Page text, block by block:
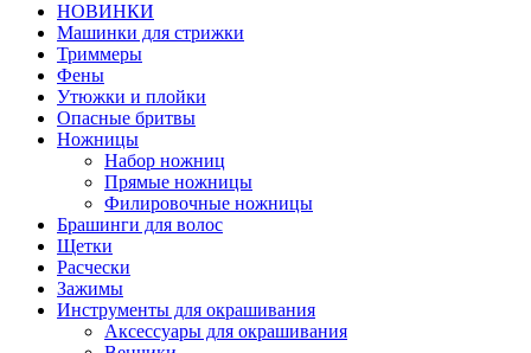
НОВИНКИ
Машинки для стрижки
Триммеры
Фены
Утюжки и плойки
Опасные бритвы
Ножницы
Набор ножниц
Прямые ножницы
Филировочные ножницы
Брашинги для волос
Щетки
Расчески
Зажимы
Инструменты для окрашивания
Аксессуары для окрашивания